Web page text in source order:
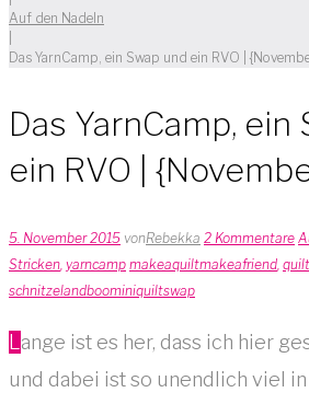
Auf den Nadeln
Das YarnCamp, ein Swap und ein RVO |
Das YarnCamp, ein
ein RVO |
5. November 2015 vonRebekka 2 Kommentare
Stricken, yarncamp makeaquiltmakeafriend,
schnitzelandboominiquiltswap
und dabei ist so unendlich viel